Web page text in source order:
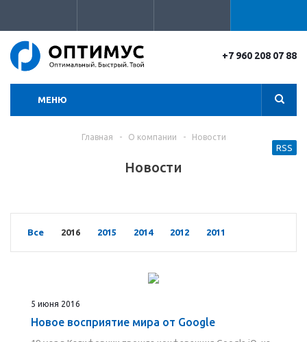
+7 960 208 07 88
МЕНЮ
Главная - О компании - Новости
Новости
RSS
Все 2016 2015 2014 2012 2011
5 июня 2016
Новое восприятие мира от Google